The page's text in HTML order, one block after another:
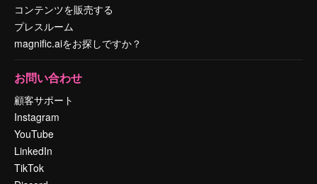
コンテンツを販売する
プレスルーム
magnific.aiをお探しですか？
お問い合わせ
顧客サポート
Instagram
YouTube
LinkedIn
TikTok